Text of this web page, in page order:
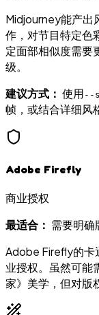
Midjourney能产出
作，对节目特定色
定面部相似度需要
级。
建议方式： 使用 --
帧，或结合详细风
Adobe Firefly
商业授权
最适合： 需要明确
Adobe Firefly的卡
业授权。虽然可能
家》美学，但对版